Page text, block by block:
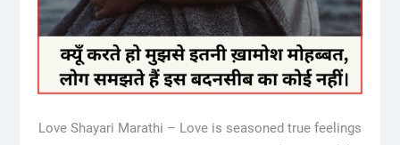
Love Shayari Marathi – Love is seasoned true feelings